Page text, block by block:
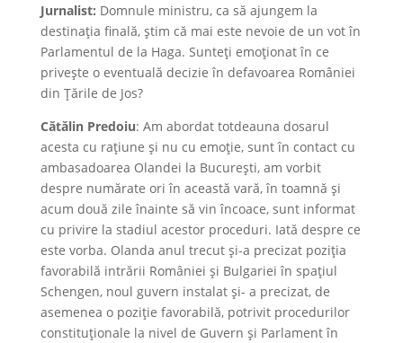
Jurnalist: Domnule ministru, ca să ajungem la
destinația finală, știm că mai este nevoie de un vot în
Parlamentul de la Haga. Sunteți emoționat în ce
privește o eventuală decizie în defavoarea României
din Țările de Jos?
Cătălin Predoiu: Am abordat totdeauna dosarul
acesta cu rațiune și nu cu emoție, sunt în contact cu
ambasadoarea Olandei la București, am vorbit
despre numărate ori în această vară, în toamnă și
acum două zile înainte să vin încoace, sunt informat
cu privire la stadiul acestor proceduri. Iată despre ce
este vorba. Olanda anul trecut și-a precizat poziția
favorabilă intrării României și Bulgariei în spațiul
Schengen, noul guvern instalat și- a precizat, de
asemenea o poziție favorabilă, potrivit procedurilor
constituționale la nivel de Guvern și Parlament în